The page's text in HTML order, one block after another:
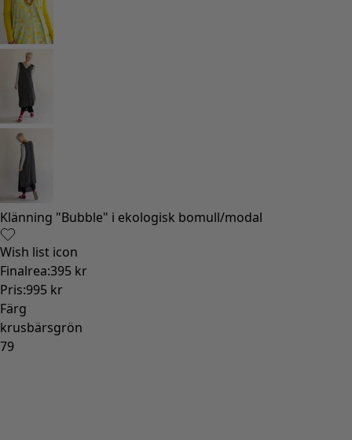
Lantlig inredning
Rolig inredning
Färgglad inredning
Blommig inredning
Natur
Bohemisk inredning
Skandinavisk inredning
Mysig inredning